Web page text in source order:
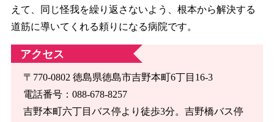
えて、同じ怪我を繰り返さないよう、根本から解決する
道筋に導いてくれる頼りになる病院です。
アクセス
〒770-0802 徳島県徳島市吉野本町6丁目16-3
電話番号：088-678-8257
吉野本町六丁目バス停より徒歩3分。吉野橋バス停